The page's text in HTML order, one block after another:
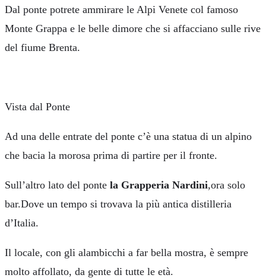
Dal ponte potrete ammirare le Alpi Venete col famoso
Monte Grappa e le belle dimore che si affacciano sulle rive
del fiume Brenta.
Vista dal Ponte
Ad una delle entrate del ponte c’è una statua di un alpino
che bacia la morosa prima di partire per il fronte.
Sull’altro lato del ponte la Grapperia Nardini,ora solo
bar.Dove un tempo si trovava la più antica distilleria
d’Italia.
Il locale, con gli alambicchi a far bella mostra, è sempre
molto affollato, da gente di tutte le età.